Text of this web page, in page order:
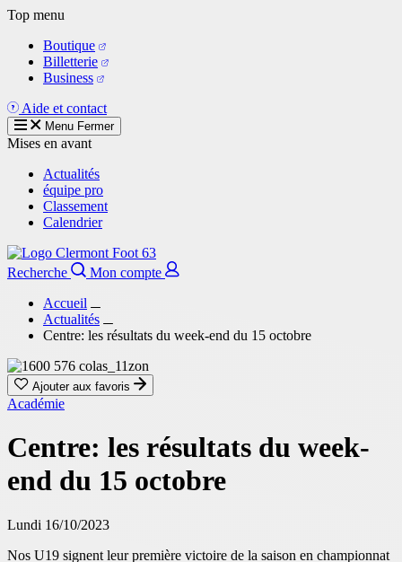
Aller
contenu
principal
Top menu
Boutique
Billetterie
Business
Aide et contact
Menu Fermer
Mises en avant
Actualités
équipe pro
Classement
Calendrier
Recherche
Mon compte
Accueil
Actualités
Centre: les résultats du week-end du 15 octobre
Ajouter aux favoris
Académie
Centre: les résultats du week-
end du 15 octobre
Lundi 16/10/2023
Nos U19 signent leur première victoire de la saison en championnat